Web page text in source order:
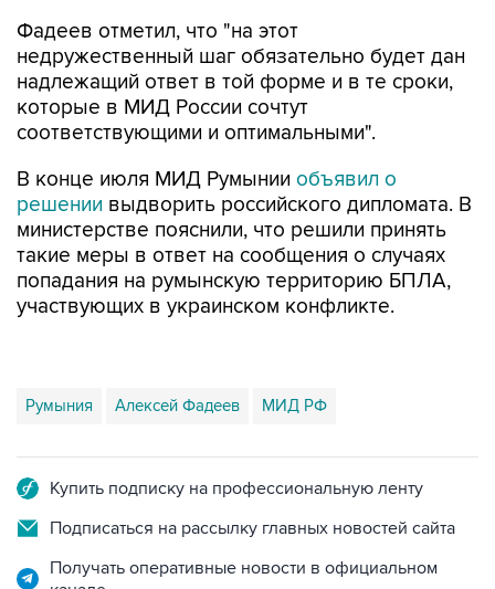
Фадеев отметил, что "на этот
недружественный шаг обязательно будет дан
надлежащий ответ в той форме и в те сроки,
которые в МИД России сочтут
соответствующими и оптимальными".
В конце июля МИД Румынии объявил о
решении выдворить российского дипломата. В
министерстве пояснили, что решили принять
такие меры в ответ на сообщения о случаях
попадания на румынскую территорию БПЛА,
участвующих в украинском конфликте.
Румыния Алексей Фадеев МИД РФ
Купить подписку на профессиональную ленту
Подписаться на рассылку главных новостей сайта
Получать оперативные новости в официальном